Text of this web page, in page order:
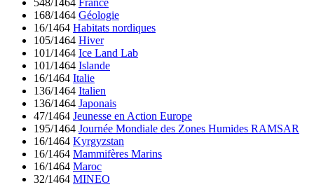
168/1464 Géologie
16/1464 Habitats nordiques
105/1464 Hiver
101/1464 Ice Land Lab
101/1464 Islande
16/1464 Italie
136/1464 Italien
136/1464 Japonais
47/1464 Jeunesse en Action Europe
195/1464 Journée Mondiale des Zones Humides RAMSAR
16/1464 Kyrgyzstan
16/1464 Mammifères Marins
16/1464 Maroc
32/1464 MINEO